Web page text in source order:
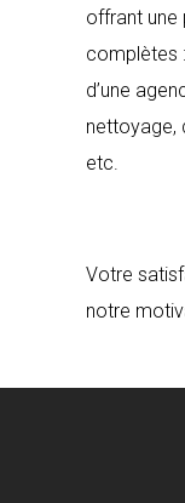
offrant une
complètes
d’une
nettoyage,
etc.
Votre
notre